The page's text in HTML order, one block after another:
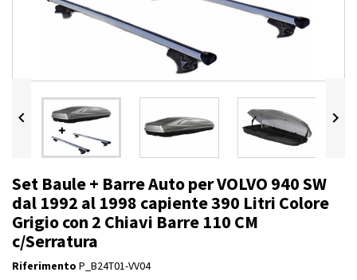
 
Set Baule + Barre Auto per VOLVO 940 SW
dal 1992 al 1998 capiente 390 Litri Colore
Grigio con 2 Chiavi Barre 110 CM
c/Serratura
Riferimento P_B24T01-VV04